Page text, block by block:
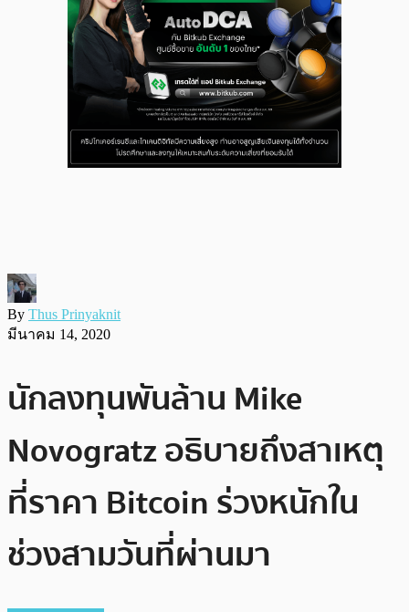
By Thus Prinyaknit
มีนาคม 14, 2020
นักลงทุนพันล้าน Mike
Novogratz อธิบายถึงสาเหตุ
ที่ราคา Bitcoin ร่วงหนักใน
ช่วงสามวันที่ผ่านมา